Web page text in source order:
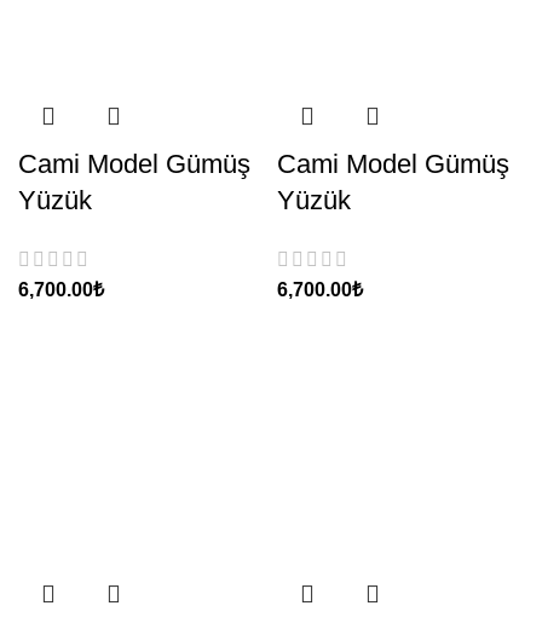
Cami Model Gümüş
Yüzük
₺
Cami Model Gümüş
Yüzük
₺